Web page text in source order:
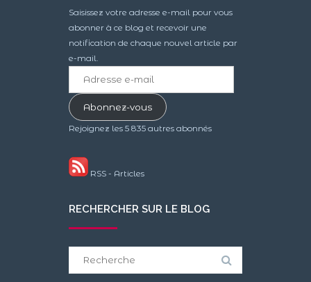
Saisissez votre adresse e-mail pour vous
abonner à ce blog et recevoir une
notification de chaque nouvel article par
e-mail.
mailAbonnez-vous
Rejoignez les 5 835 autres abonnés
RSS - Articles
RECHERCHER SUR LE BLOG